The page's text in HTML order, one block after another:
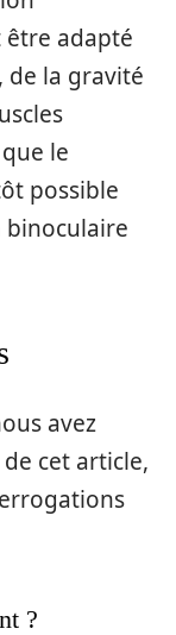
adapté
de la gravité
le
possible
avez
cet article,
?